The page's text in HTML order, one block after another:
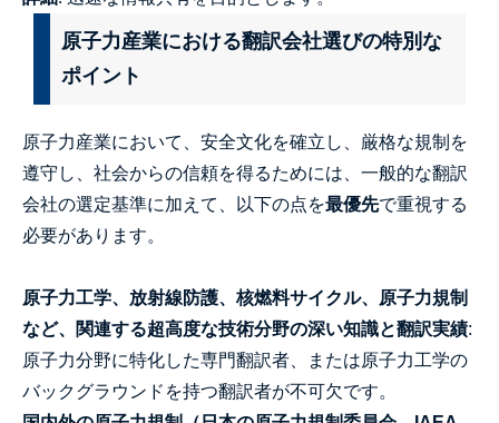
原子力産業における翻訳会社選びの特別な
ポイント
原子力産業において、安全文化を確立し、厳格な規制を
遵守し、社会からの信頼を得るためには、一般的な翻訳
会社の選定基準に加えて、以下の点を最優先で重視する
必要があります。
原子力工学、放射線防護、核燃料サイクル、原子力規制
など、関連する超高度な技術分野の深い知識と翻訳実績:
原子力分野に特化した専門翻訳者、または原子力工学の
バックグラウンドを持つ翻訳者が不可欠です。